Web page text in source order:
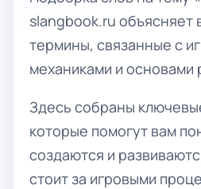
slangbook.ru объясняет
термины, связанные с
механиками и основами
Здесь собраны
которые помогут вам
создаются и
стоит за игровыми